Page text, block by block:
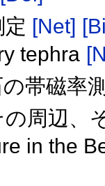
[Net]
tephra
帯磁率
周辺、
in the